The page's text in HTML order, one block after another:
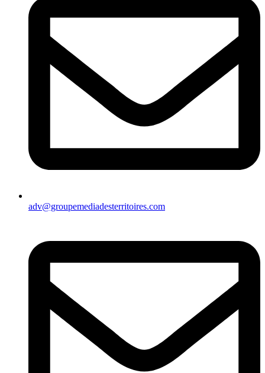
adv@groupemediadesterritoires.com